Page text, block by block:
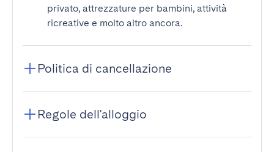
privato, attrezzature per bambini, attività
ricreative e molto altro ancora.
Politica di cancellazione
Regole dell'alloggio